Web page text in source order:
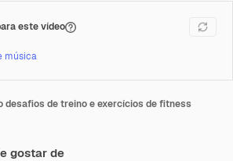
este vídeo
música
desafios de treino e exercícios de fitness
gostar de